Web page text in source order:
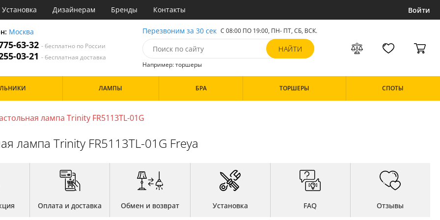
Установка Дизайнерам Бренды Контакты Войти
Москва
63-32 - бесплатно по России
03-21 - бесплатная доставка
Перезвоним за 30 сек С 08:00 ПО 19:00, ПН- ПТ,СБ, ВСК.
Например: торшеры
Кафе
Коридор и прихожая
Офис
Бронза
Золото
Особенности
Бренд
ЛАМПЫ БРА ТОРШЕРЫ СПОТЫ
лампа Trinity FR5113TL-01G
лампа Trinity FR5113TL-01G Freya
Оплата и доставка Обмен и возврат Установка FAQ Отзывы